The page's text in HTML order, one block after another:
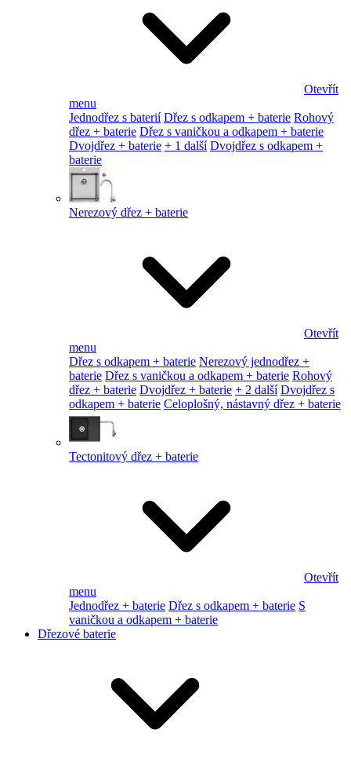
Otevřít
menu
Jednodřez s baterií Dřez s odkapem + baterie Rohový
dřez + baterie Dřez s vaničkou a odkapem + baterie
Dvojdřez + baterie + 1 další Dvojdřez s odkapem +
baterie
Nerezový dřez + baterie
Otevřít
menu
Dřez s odkapem + baterie Nerezový jednodřez +
baterie Dřez s vaničkou a odkapem + baterie Rohový
dřez + baterie Dvojdřez + baterie + 2 další Dvojdřez s
odkapem + baterie Celoplošný, nástavný dřez + baterie
Tectonitový dřez + baterie
Otevřít
menu
Jednodřez + baterie Dřez s odkapem + baterie S
vaničkou a odkapem + baterie
Dřezové baterie